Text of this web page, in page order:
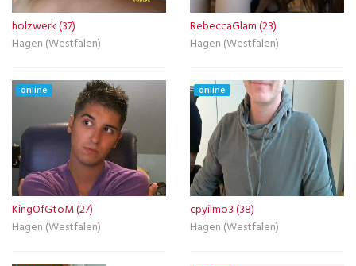
holzwerk (37)
Hagen (Westfalen)
RebeccaGlam (23)
Hagen (Westfalen)
online
KingOfGtoM (27)
Hagen (Westfalen)
online
cpyilmo3 (38)
Hagen (Westfalen)